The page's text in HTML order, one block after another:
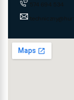
574 694 534